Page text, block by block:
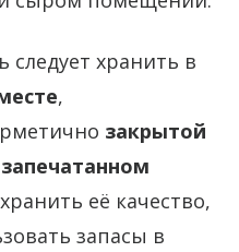
следует хранить в
,
закрытой
её качество,
запасы в